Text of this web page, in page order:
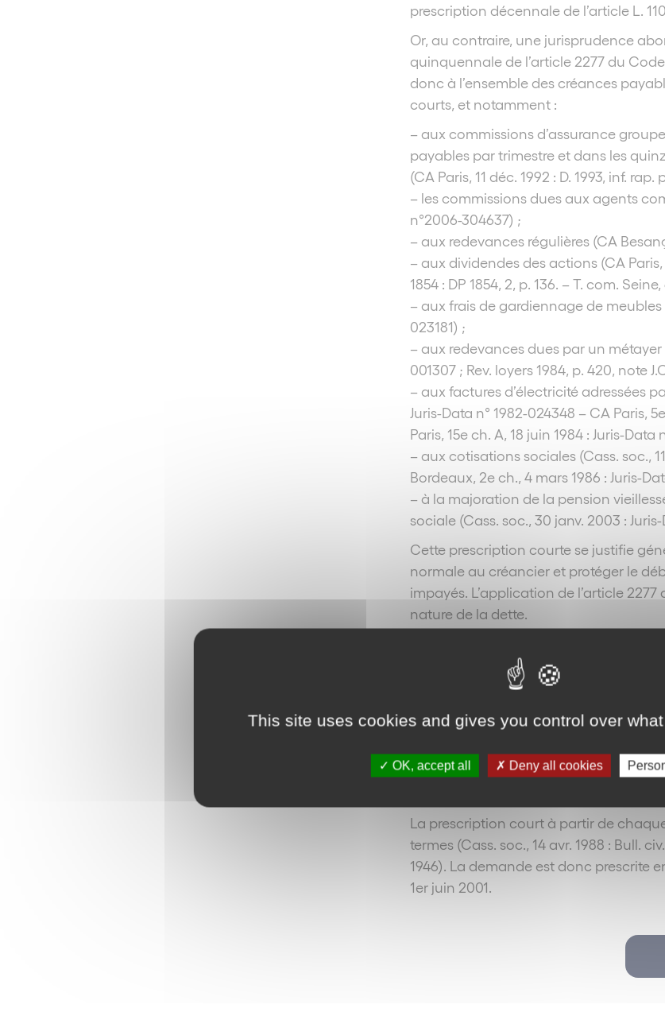
prescription décennale de l’article L.
Or, au contraire, une jurisprudence
quinquennale de l’article 2277 du
donc à l’ensemble des créances
courts, et notamment :
– aux commissions d’assurance
payables par trimestre et dans les
(CA Paris, 11 déc. 1992 : D. 1993, inf. rap.
– les commissions dues aux agents
n°2006-304637) ;
– aux redevances régulières (CA
– aux dividendes des actions (CA Paris,
1854 : DP 1854, 2, p. 136. – T. com.
– aux frais de gardiennage de meubles
023181) ;
– aux redevances dues par un métayer
001307 ; Rev. loyers 1984, p. 420, note
– aux factures d’électricité adressées
Juris-Data n° 1982-024348 – CA Paris,
Paris, 15e ch. A, 18 juin 1984 : Juris-Data
– aux cotisations sociales (Cass. soc.,
Bordeaux, 2e ch., 4 mars 1986 : Juris-
– à la majoration de la pension
sociale (Cass. soc., 30 janv. 2003 : Juris-
Cette prescription courte se justifie
normale au créancier et protéger le
impayés. L’application de l’article
nature de la dette.
Le premier acte interruptif de la
recommandée – qui interrompt la
une citation en Justice, même en
qu’on veut empêcher de prescrire,
agir ». Cette règle d’application
2277 du Code Civil (CA PARIS, 27 sept.
recommandée n’interrompt pas la
La prescription court à partir de
termes (Cass. soc., 14 avr. 1988 : Bull.
1946). La demande est donc prescrite
1er juin 2001.
This site uses cookies and gives you control over
OK, accept all Deny all cookies